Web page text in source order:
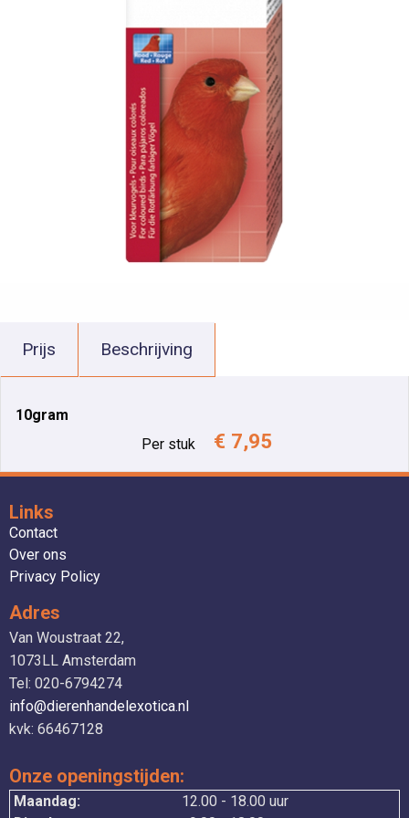
Prijs Beschrijving
10gram
Per stuk
€ 7,95
Links
Contact
Over ons
Privacy Policy
Adres
Van Woustraat 22,
1073LL Amsterdam
Tel: 020-6794274
info@dierenhandelexotica.nl
kvk: 66467128
Onze openingstijden:
Maandag:
12.00 - 18.00 uur